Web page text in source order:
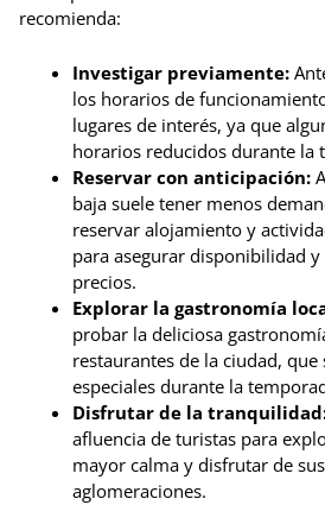
recomienda:
Investigar previamente:
los horarios de
lugares de interés, ya que
horarios reducidos durante la
Reservar con anticipación:
baja suele tener menos
reservar alojamiento y
para asegurar disponibilidad
precios.
Explorar la gastronomía
probar la deliciosa
restaurantes de la ciudad,
especiales durante la
Disfrutar de la
afluencia de turistas para
mayor calma y disfrutar de
aglomeraciones.